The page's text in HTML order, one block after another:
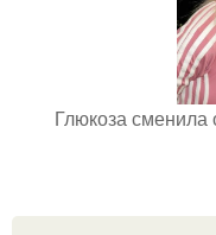
Глюкоза сменила